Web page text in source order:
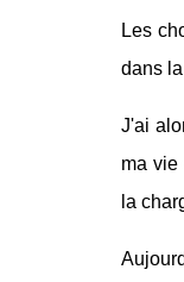
Les
dans
J'ai
ma vie
la